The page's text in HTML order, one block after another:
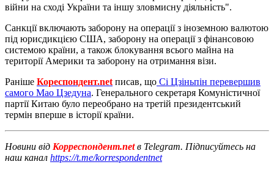
війни на сході України та іншу зловмисну діяльність".
Санкції включають заборону на операції з іноземною валютою
під юрисдикцією США, заборону на операції з фінансовою
системою країни, а також блокування всього майна на
території Америки та заборону на отримання візи.
Раніше Кореспондент.net писав, що Сі Цзіньпін перевершив
самого Мао Цзедуна. Генерального секретаря Комуністичної
партії Китаю було переобрано на третій президентський
термін вперше в історії країни.
Новини від Корреспондент.netв Telegram. Підписуйтесь на
наш канал https://t.me/korrespondentnet